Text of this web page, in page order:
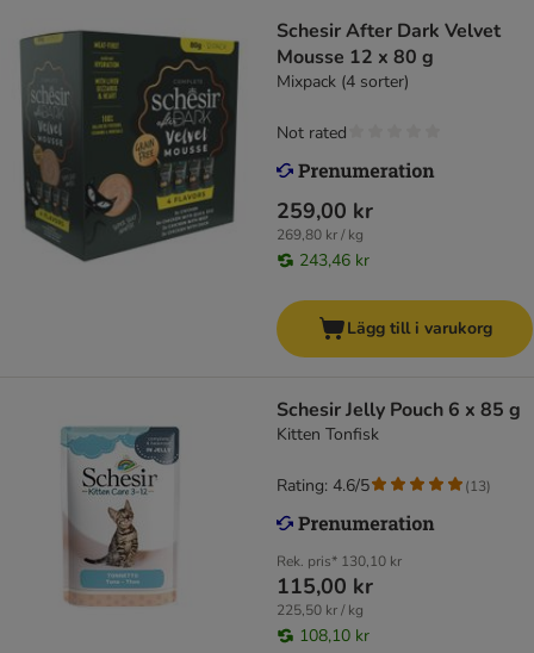
Schesir After Dark Velvet
Mousse 12 x 80 g
Mixpack (4 sorter)
259,00 kr
269,80 kr / kg
243,46 kr
Not rated
Lägg till i varukorg
Schesir Jelly Pouch 6 x 85 g
Kitten Tonfisk
Rek. pris* 130,10 kr
115,00 kr
225,50 kr / kg
108,10 kr
Rating: 4.6/5 (13)